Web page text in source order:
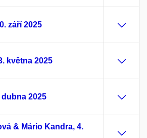
září 2025
května 2025
dubna 2025
& Mário Kandra, 4.